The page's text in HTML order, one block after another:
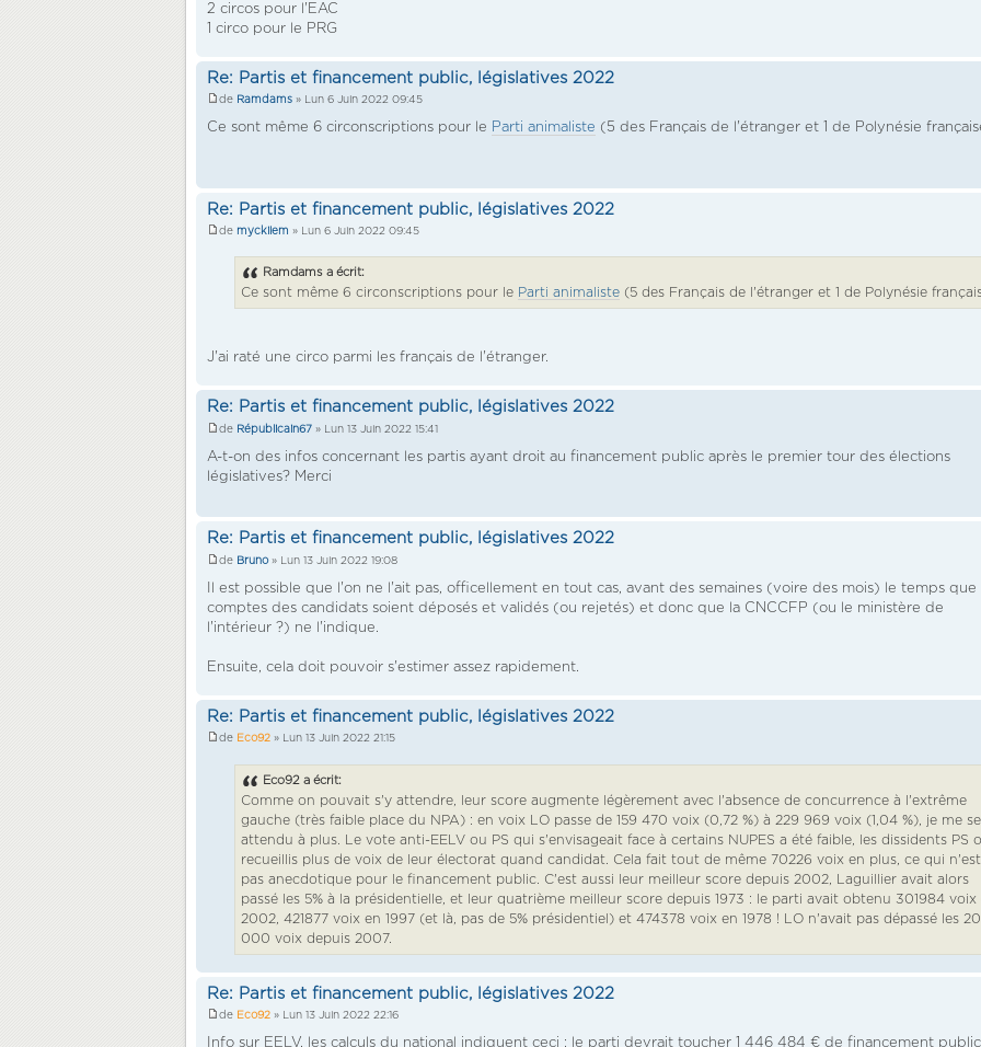
2 circos pour l'EAC
1 circo pour le PRG
Re: Partis et financement public, législatives 2022
de Ramdams » Lun 6 Juin 2022 09:45
Ce sont même 6 circonscriptions pour le Parti animaliste (5 des Français de l'étranger et 1 de Polynésie
Re: Partis et financement public, législatives 2022
de myckilem » Lun 6 Juin 2022 09:45
Ramdams a écrit:
Ce sont même 6 circonscriptions pour le Parti animaliste (5 des Français de l'étranger et 1 de Polynésie
J'ai raté une circo parmi les français de l'étranger.
Re: Partis et financement public, législatives 2022
de Républicain67 » Lun 13 Juin 2022 15:41
A-t-on des infos concernant les partis ayant droit au financement public après le premier tour des élections
législatives? Merci
Re: Partis et financement public, législatives 2022
de Bruno» Lun 13 Juin 2022 19:08
Il est possible que l'on ne l'ait pas, officellement en tout cas, avant des semaines (voire des mois) le temps que
comptes des candidats soient déposés et validés (ou rejetés) et donc que la CNCCFP (ou le ministère de
l'intérieur ?) ne l'indique.
Ensuite, cela doit pouvoir s'estimer assez rapidement.
Re: Partis et financement public, législatives 2022
de Eco92 » Lun 13 Juin 2022 21:15
Eco92 a écrit:
Comme on pouvait s'y attendre, leur score augmente légèrement avec l'absence de concurrence à l'extrême
gauche (très faible place du NPA) : en voix LO passe de 159 470 voix (0,72 %) à 229 969 voix (1,04 %), je me
attendu à plus. Le vote anti-EELV ou PS qui s'envisageait face à certains NUPES a été faible, les dissidents PS
recueillis plus de voix de leur électorat quand candidat. Cela fait tout de même 70226 voix en plus, ce qui n'est
pas anecdotique pour le financement public. C'est aussi leur meilleur score depuis 2002, Laguillier avait alors
passé les 5% à la présidentielle, et leur quatrième meilleur score depuis 1973 : le parti avait obtenu 301984 voix
2002, 421877 voix en 1997 (et là, pas de 5% présidentiel) et 474378 voix en 1978 ! LO n'avait pas dépassé les
000 voix depuis 2007.
Re: Partis et financement public, législatives 2022
de Eco92 » Lun 13 Juin 2022 22:16
Info sur EELV, les calculs du national indiquent ceci : le parti devrait toucher 1 446 484 € de financement